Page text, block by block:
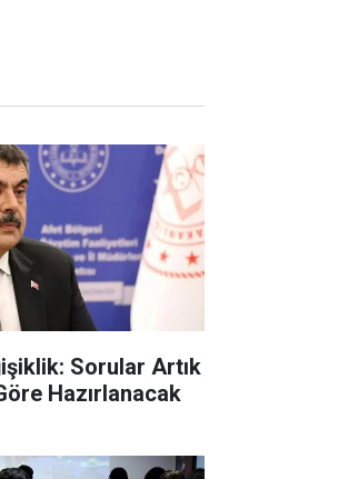
Sorular Artık
Hazırlanacak